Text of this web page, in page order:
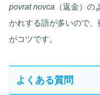
povrat novca （返金）
かれする語が多いので
がコツです。
よくある質問